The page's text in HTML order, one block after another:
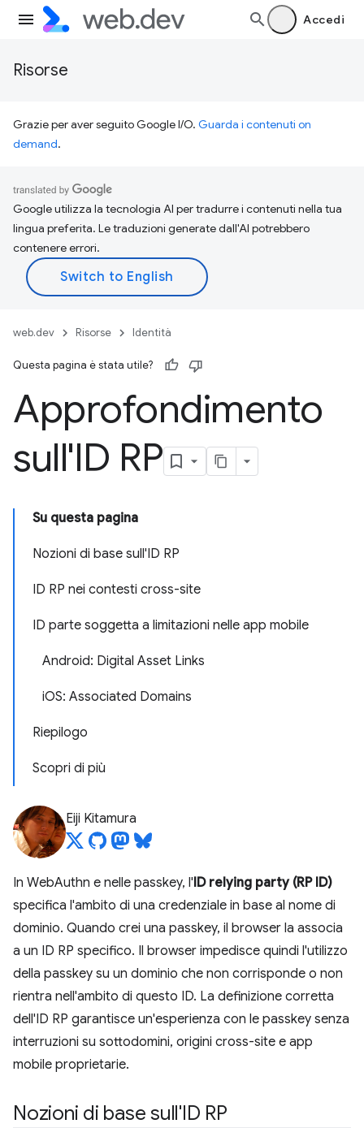
Accedi
Risorse
Grazie per aver seguito Google I/O. Guarda i contenuti on
demand.
Google utilizza la tecnologia AI per tradurre i contenuti nella tua
lingua preferita. Le traduzioni generate dall'AI potrebbero
contenere errori.
web.dev Risorse Identità
Questa pagina è stata utile?
Approfondimento
sull'ID RP
Su questa pagina
Nozioni di base sull'ID RP
ID RP nei contesti cross-site
ID parte soggetta a limitazioni nelle app mobile
Android: Digital Asset Links
iOS: Associated Domains
Riepilogo
Scopri di più
Eiji Kitamura
In WebAuthn e nelle passkey, l'ID relying party (RP ID)
specifica l'ambito di una credenziale in base al nome di
dominio. Quando crei una passkey, il browser la associa
a un ID RP specifico. Il browser impedisce quindi l'utilizzo
della passkey su un dominio che non corrisponde o non
rientra nell'ambito di questo ID. La definizione corretta
dell'ID RP garantisce un'esperienza con le passkey senza
interruzioni su sottodomini, origini cross-site e app
mobile proprietarie.
Nozioni di base sull'ID RP